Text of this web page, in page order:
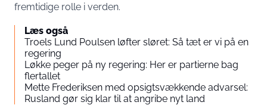
fremtidige rolle i verden.
Læs også
Troels Lund Poulsen løfter sløret: Så tæt er vi på en
regering
Løkke peger på ny regering: Her er partierne bag
flertallet
Mette Frederiksen med opsigtsvækkende advarsel:
Rusland gør sig klar til at angribe nyt land